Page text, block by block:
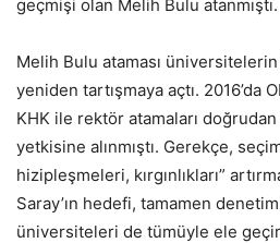
geçmişi olan Melih Bulu atanmıştı.
Melih Bulu ataması
yeniden tartışmaya açtı. 2016’da
KHK ile rektör atamaları doğrudan
yetkisine alınmıştı. Gerekçe,
hizipleşmeleri, kırgınlıkları”
Saray’ın hedefi, tamamen
üniversiteleri de tümüyle ele